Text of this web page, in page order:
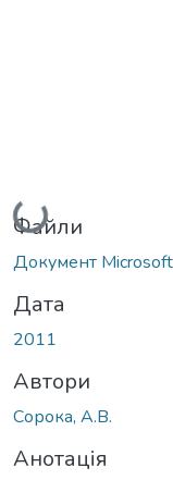
Вантажиться...
Файли
Документ
Дата
2011
Автори
Сорока, А.В.
Анотація